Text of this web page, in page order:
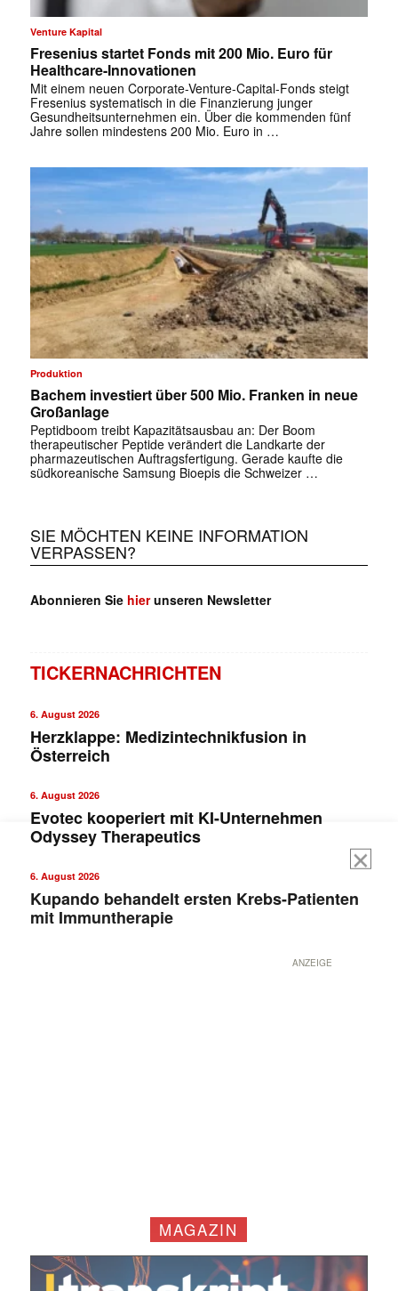
Venture Kapital
Fresenius startet Fonds mit 200 Mio. Euro für
Healthcare-Innovationen
Mit einem neuen Corporate-Venture-Capital-Fonds steigt
Fresenius systematisch in die Finanzierung junger
Gesundheitsunternehmen ein. Über die kommenden fünf
Jahre sollen mindestens 200 Mio. Euro in …
Produktion
Bachem investiert über 500 Mio. Franken in neue
Großanlage
Peptidboom treibt Kapazitätsausbau an: Der Boom
therapeutischer Peptide verändert die Landkarte der
pharmazeutischen Auftragsfertigung. Gerade kaufte die
südkoreanische Samsung Bioepis die Schweizer …
SIE MÖCHTEN KEINE INFORMATION
VERPASSEN?
Abonnieren Sie hierunseren Newsletter
TICKERNACHRICHTEN
6. August 2026
Herzklappe: Medizintechnikfusion in
Österreich
6. August 2026
Evotec kooperiert mit KI-Unternehmen
Odyssey Therapeutics
6. August 2026
Kupando behandelt ersten Krebs-Patienten
mit Immuntherapie
ANZEIGE
MAGAZIN